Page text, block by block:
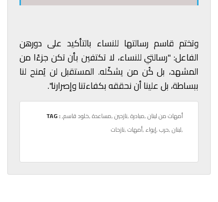
وتختم قاسم رسالتها للنساء بالتأكيد على دورهن
الفاعل: "رسالتي للنساء، لا تكتفين بأن تكن جزءًا من
المشهد، بل كُن من يشكّله. المستقبل لن يُمنح لنا
ببساطة، بل علينا أن نحققه بكفاءتنا وإصرارنا".
TAG : ,أمهات من لبنان,مبادرة,نازحين,مساعدة,خلود قاسم
,لبنان,حرب,إيواء,أمهات,نازحات